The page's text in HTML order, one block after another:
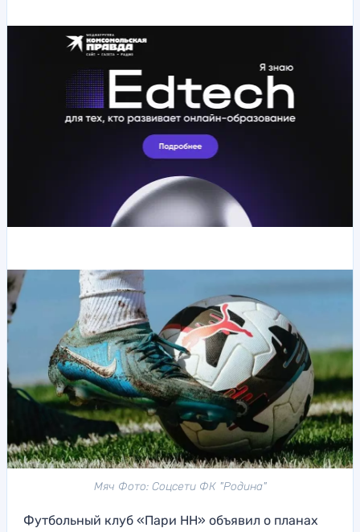
Мяч Фото: Соцсети ФК "Родина"
Футбольный клуб «Пари НН» объявил о планах